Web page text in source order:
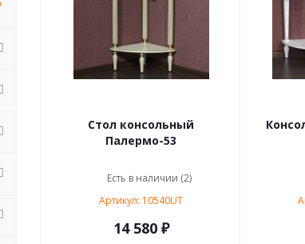
Стол консольный
Палермо-53
Есть в наличии (2)
Артикул: 10540UT
14 580 ₽